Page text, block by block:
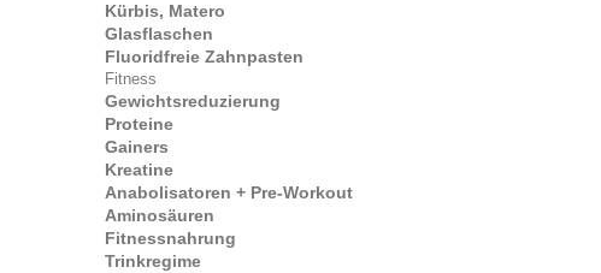
Kürbis, Matero
Glasflaschen
Fluoridfreie Zahnpasten
Fitness
Gewichtsreduzierung
Proteine
Gainers
Kreatine
Anabolisatoren + Pre-Workout
Aminosäuren
Fitnessnahrung
Trinkregime